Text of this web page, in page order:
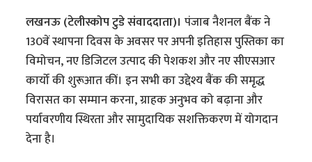
लखनऊ (टेलीस्कोप टुडे संवाददाता)।पंजाब नैशनल बैंक ने
130वें स्थापना दिवस के अवसर पर अपनी इतिहास पुस्तिका का
विमोचन, नए डिजिटल उत्पाद की पेशकश और नए सीएसआर
कार्यो की शुरूआत कीं। इन सभी का उद्देश्य बैंक की समृद्ध
विरासत का सम्मान करना, ग्राहक अनुभव को बढ़ाना और
पर्यावरणीय स्थिरता और सामुदायिक सशक्तिकरण में योगदान
देना है।